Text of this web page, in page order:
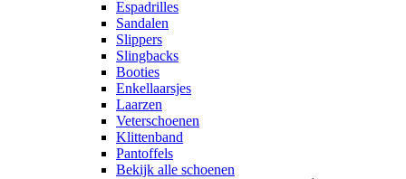
Espadrilles
Sandalen
Slippers
Slingbacks
Booties
Enkellaarsjes
Laarzen
Veterschoenen
Klittenband
Pantoffels
Bekijk alle schoenen